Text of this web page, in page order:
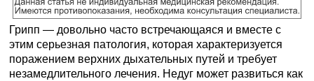
Грипп — довольно часто встречающаяся и вместе с
этим серьезная патология, которая характеризуется
поражением верхних дыхательных путей и требует
незамедлительного лечения. Недуг может развиться как